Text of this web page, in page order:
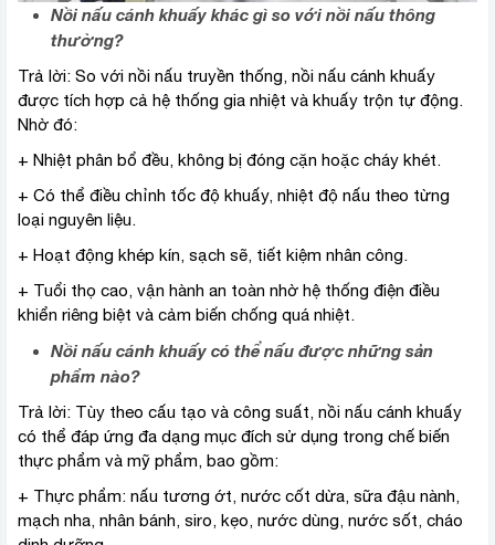
Nồi nấu cánh khuấy khác gì so với nồi nấu thông
thường?
Trả lời: So với nồi nấu truyền thống, nồi nấu cánh khuấy
được tích hợp cả hệ thống gia nhiệt và khuấy trộn tự động.
Nhờ đó:
+ Nhiệt phân bổ đều, không bị đóng cặn hoặc cháy khét.
+ Có thể điều chỉnh tốc độ khuấy, nhiệt độ nấu theo từng
loại nguyên liệu.
+ Hoạt động khép kín, sạch sẽ, tiết kiệm nhân công.
+ Tuổi thọ cao, vận hành an toàn nhờ hệ thống điện điều
khiển riêng biệt và cảm biến chống quá nhiệt.
Nồi nấu cánh khuấy có thể nấu được những sản
phẩm nào?
Trả lời: Tùy theo cấu tạo và công suất, nồi nấu cánh khuấy
có thể đáp ứng đa dạng mục đích sử dụng trong chế biến
thực phẩm và mỹ phẩm, bao gồm:
+ Thực phẩm: nấu tương ớt, nước cốt dừa, sữa đậu nành,
mạch nha, nhân bánh, siro, kẹo, nước dùng, nước sốt, cháo